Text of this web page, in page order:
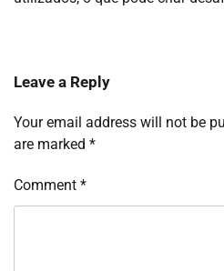
Leave a Reply
Your email address will not be
are marked *
Comment *